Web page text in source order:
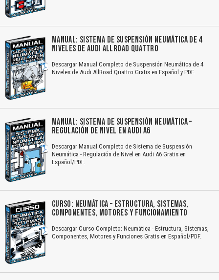
MANUAL: SISTEMA DE SUSPENSIÓN NEUMÁTICA DE 4
NIVELES DE AUDI ALLROAD QUATTRO
Descargar Manual Completo de Suspensión Neumática de 4
Niveles de Audi AllRoad Quattro Gratis en Español y PDF.
MANUAL: SISTEMA DE SUSPENSIÓN NEUMÁTICA –
REGULACIÓN DE NIVEL EN AUDI A6
Descargar Manual Completo de Sistema de Suspensión
Neumática - Regulación de Nivel en Audi A6 Gratis en
Español/PDF.
CURSO: NEUMÁTICA – ESTRUCTURA, SISTEMAS,
COMPONENTES, MOTORES Y FUNCIONAMIENTO
Descargar Curso Completo: Neumática - Estructura, Sistemas,
Componentes, Motores y Funciones Gratis en Español/PDF.